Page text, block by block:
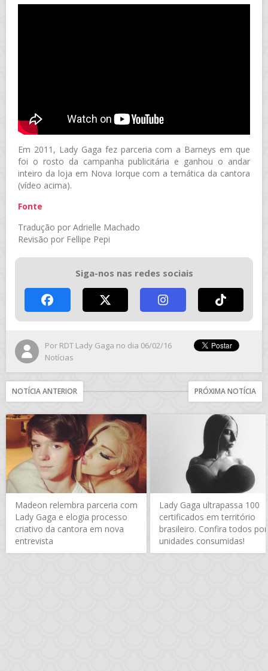
Em 2011, Lady Gaga fez parceria com a Barneys em que
foi o rosto da campanha publicitária e ganhou o andar
inteiro da loja em Nova Iorque com a temática da cantora
(vídeo acima).
Fonte
Tradução por Adrielle Machado
Revisão por Fellipe Pepi
Siga-nos nas redes sociais
Por RDT Lady Gaga no dia 06/02/16
Notícias
NOTÍCIA ANTERIOR PRÓXIMA NOTÍCIA
Madeon relembra parceria com
Lady Gaga e elogia processo
criativo da cantora em nova
entrevista
Lady Gaga ultrapassa 100
certificados em território
brasileiro. Confira todos por
unidades consumidas!